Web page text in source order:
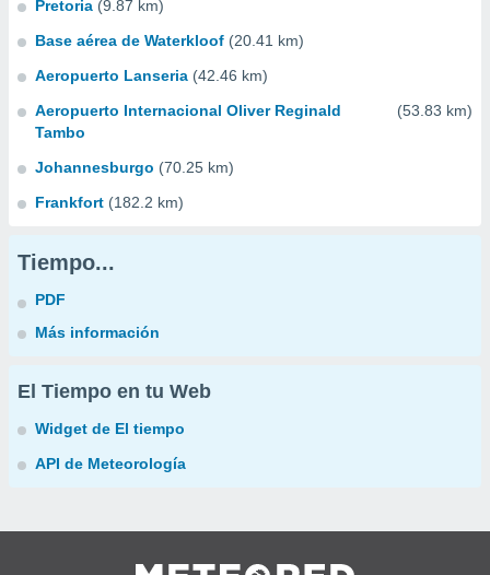
Pretoria (9.87 km)
Base aérea de Waterkloof (20.41 km)
Aeropuerto Lanseria (42.46 km)
Aeropuerto Internacional Oliver Reginald
Tambo
(53.83 km)
Johannesburgo (70.25 km)
Frankfort (182.2 km)
Tiempo...
PDF
Más información
El Tiempo en tu Web
Widget de El tiempo
API de Meteorología